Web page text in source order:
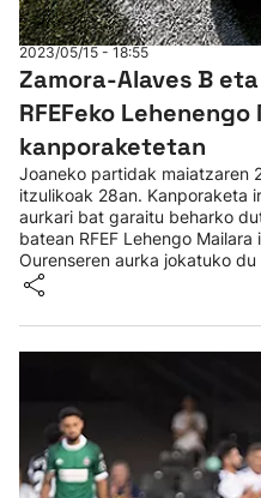
2023/05/15 - 18:55
Zamora-Alaves B
RFEFeko
kanporaketetan
Joaneko partidak maiatzaren
itzulikoak 28an. Kanporaketa
aurkari bat garaitu beharko
batean RFEF Lehengo
Ourenseren aurka jokatuko du